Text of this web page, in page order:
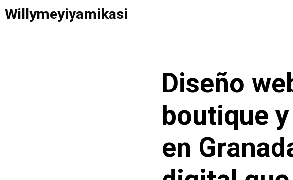
Saltar
Willymeyiyamikasi
Diseño
boutique
en